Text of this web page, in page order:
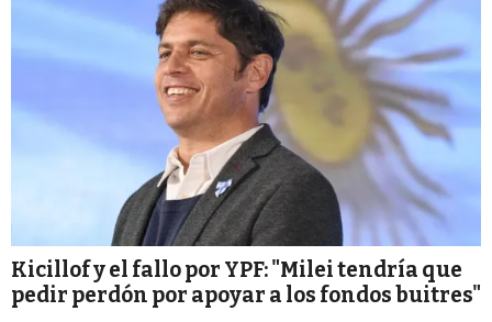
Kicillof y el fallo por YPF: "Milei tendría que
pedir perdón por apoyar a los fondos buitres"